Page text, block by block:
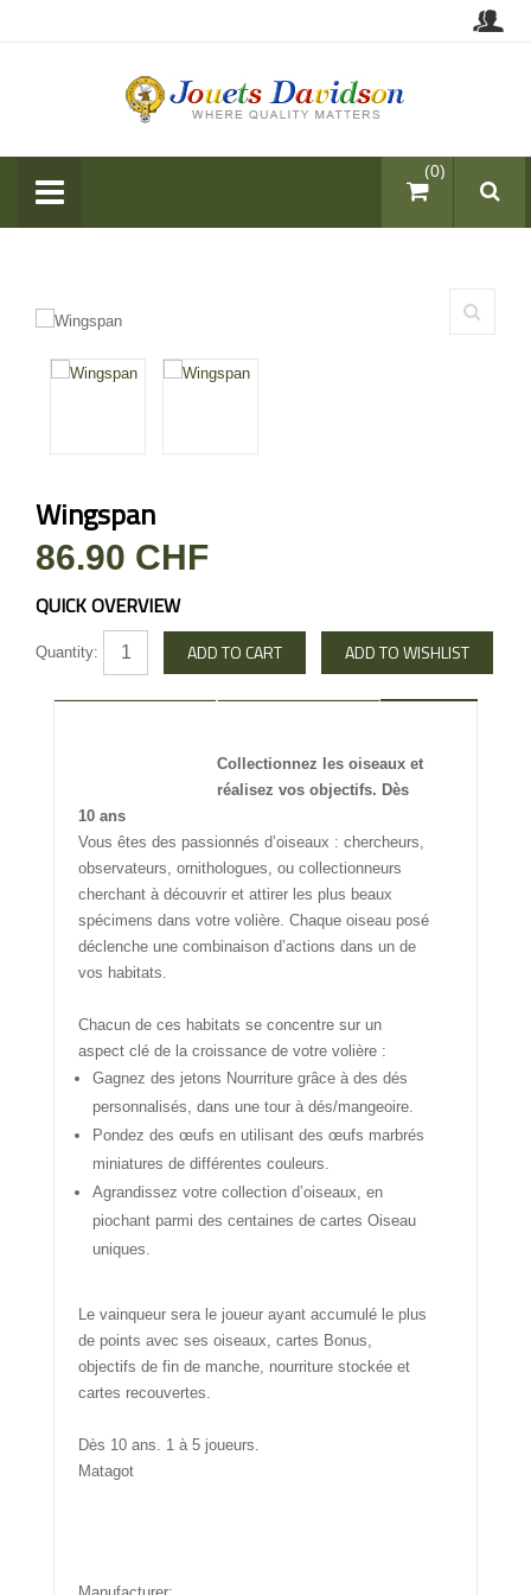
items (0)
Wingspan
86.90 CHF
QUICK OVERVIEW
Quantity:
Collectionnez les oiseaux et
réalisez vos objectifs. Dès
10 ans
Vous êtes des passionnés d’oiseaux : chercheurs,
observateurs, ornithologues, ou collectionneurs
cherchant à découvrir et attirer les plus beaux
spécimens dans votre volière. Chaque oiseau posé
déclenche une combinaison d’actions dans un de
vos habitats.
Chacun de ces habitats se concentre sur un
aspect clé de la croissance de votre volière :
Gagnez des jetons Nourriture grâce à des dés
personnalisés, dans une tour à dés/mangeoire.
Pondez des œufs en utilisant des œufs marbrés
miniatures de différentes couleurs.
Agrandissez votre collection d’oiseaux, en
piochant parmi des centaines de cartes Oiseau
uniques.
Le vainqueur sera le joueur ayant accumulé le plus
de points avec ses oiseaux, cartes Bonus,
objectifs de fin de manche, nourriture stockée et
cartes recouvertes.
Dès 10 ans. 1 à 5 joueurs.
Matagot